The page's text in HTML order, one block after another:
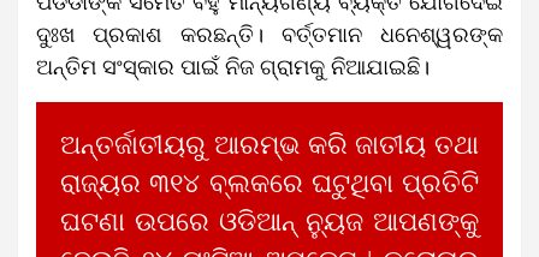
ଦୁଃଖ ପ୍ରକାଶ କରଛନ୍ତି। ବର୍ତ୍ତମାନ ଧନେଶ୍ୱରଙ୍କ
ଅନ୍ତିମ ସଂସ୍କାର ପାଇଁ ନିଜ ଗ୍ରାମକୁ ନିଆଯାଇଛି।
ଅନ୍ତର୍ଜାତୀୟରୁ ଆରମ୍ଭ କରି ଜାତୀୟ ତଥା
ରାଜ୍ୟର ୩୧୪ ବ୍ଲକରେ ଘଟୁଥିବା ପ୍ରତିଟି
ଘଟଣା ଉପରେ ଓଡିଆନ୍ ନ୍ୟୁଜ ଆପଣଙ୍କୁ